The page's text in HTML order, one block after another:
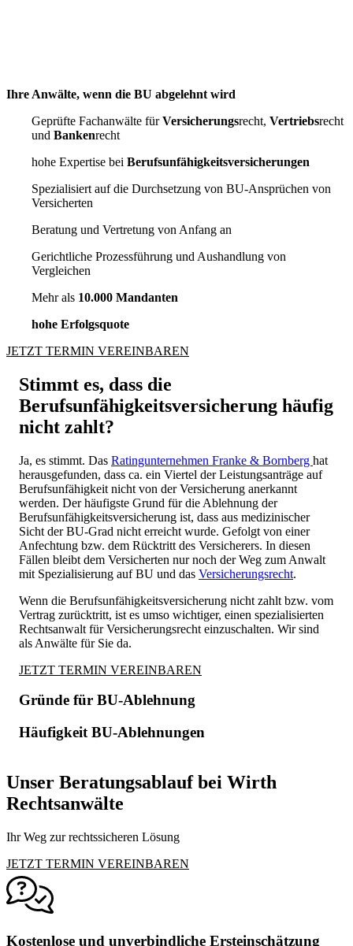
Ihre Anwälte, wenn die BU abgelehnt wird
Geprüfte Fachanwälte fürVersicherungsrecht, Vertriebsrecht
und Bankenrecht
hohe Expertise bei Berufsunfähigkeitsversicherungen
Spezialisiert auf die Durchsetzung von BU-Ansprüchen von
Versicherten
Beratung und Vertretung von Anfang an
Gerichtliche Prozessführung und Aushandlung von
Vergleichen
Mehr als 10.000 Mandanten
hohe Erfolgsquote
JETZT TERMIN VEREINBAREN
Stimmt es, dass die
Berufsunfähigkeitsversicherung häufig
nicht zahlt?
Ja, es stimmt. Das Ratingunternehmen Franke & Bornberg hat
herausgefunden, dass ca. ein Viertel der Leistungsanträge auf
Berufsunfähigkeit nicht von der Versicherung anerkannt
werden. Der häufigste Grund für die Ablehnung der
Berufsunfähigkeitsversicherung ist, dass aus medizinischer
Sicht der BU-Grad nicht erreicht wurde. Gefolgt von einer
Anfechtung bzw. dem Rücktritt des Versicherers. In diesen
Fällen bleibt dem Versicherten nur noch der Weg zum Anwalt
mit Spezialisierung auf BU und das Versicherungsrecht.
Wenn die Berufsunfähigkeitsversicherung nicht zahlt bzw. vom
Vertrag zurücktritt, ist es umso wichtiger, einen spezialisierten
Rechtsanwalt für Versicherungsrecht einzuschalten. Wir sind
als Anwälte für Sie da.
JETZT TERMIN VEREINBAREN
Gründe für BU-Ablehnung
Häufigkeit BU-Ablehnungen
Unser Beratungsablauf bei Wirth
Rechtsanwälte
Ihr Weg zur rechtssicheren Lösung
JETZT TERMIN VEREINBAREN
Kostenlose und unverbindliche Ersteinschätzung